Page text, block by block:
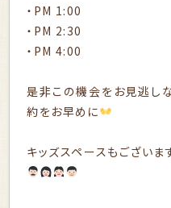
・PM 1:00
・PM 2:30
・PM 4:00
是非この機会をお見逃し
約をお早めに
キッズスペースもござい